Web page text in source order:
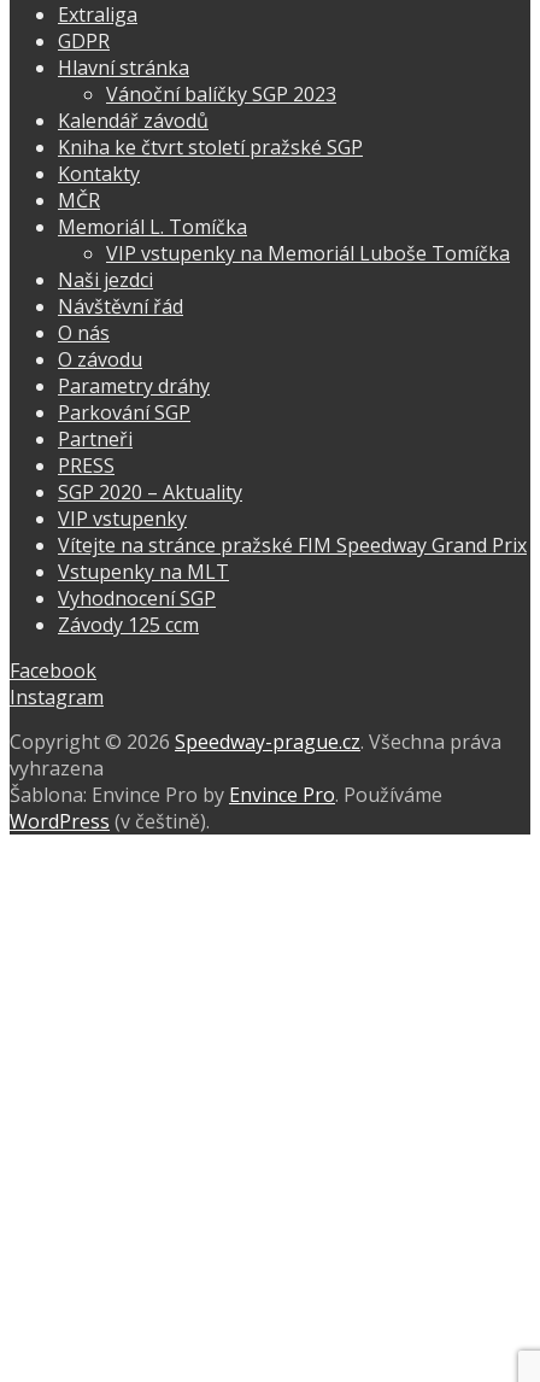
Extraliga
GDPR
Hlavní stránka
Vánoční balíčky SGP 2023
Kalendář závodů
Kniha ke čtvrt století pražské SGP
Kontakty
MČR
Memoriál L. Tomíčka
VIP vstupenky na Memoriál Luboše Tomíčka
Naši jezdci
Návštěvní řád
O nás
O závodu
Parametry dráhy
Parkování SGP
Partneři
PRESS
SGP 2020 – Aktuality
VIP vstupenky
Vítejte na stránce pražské FIM Speedway Grand Prix
Vstupenky na MLT
Vyhodnocení SGP
Závody 125 ccm
Facebook
Instagram
Copyright © 2026 Speedway-prague.cz. Všechna práva
vyhrazena
Šablona: Envince Pro by Envince Pro. Používáme
WordPress (v češtině).